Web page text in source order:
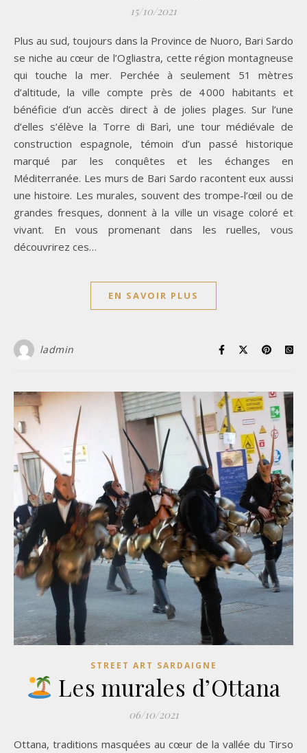
15/10/2021
Plus au sud, toujours dans la Province de Nuoro, Bari Sardo
se niche au cœur de l’Ogliastra, cette région montagneuse
qui touche la mer. Perchée à seulement 51 mètres
d’altitude, la ville compte près de 4 000 habitants et
bénéficie d’un accès direct à de jolies plages. Sur l’une
d’elles s’élève la Torre di Barì, une tour médiévale de
construction espagnole, témoin d’un passé historique
marqué par les conquêtes et les échanges en
Méditerranée. Les murs de Bari Sardo racontent eux aussi
une histoire. Les murales, souvent des trompe-l’œil ou de
grandes fresques, donnent à la ville un visage coloré et
vivant. En vous promenant dans les ruelles, vous
découvrirez ces…
EN SAVOIR PLUS
ladmin
STREET ART SARDAIGNE
Les murales d’Ottana
06/10/2021
Ottana, traditions masquées au cœur de la vallée du Tirso